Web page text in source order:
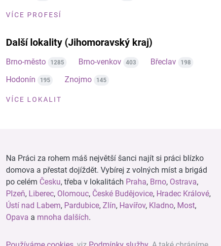
VÍCE PROFESÍ
Další lokality (Jihomoravský kraj)
Brno-město 1285 Brno-venkov 403 Břeclav 198
Hodonín 195 Znojmo 145
VÍCE LOKALIT
Na Práci za rohem máš největší šanci najít si práci blízko
domova a přestat dojíždět. Vybírej z volných míst a brigád
po celém Česku, třeba v lokalitách Praha, Brno, Ostrava,
Plzeň, Liberec, Olomouc, České Budějovice, Hradec Králové,
Ústí nad Labem, Pardubice, Zlín, Havířov, Kladno, Most,
Opava a mnoha dalších.